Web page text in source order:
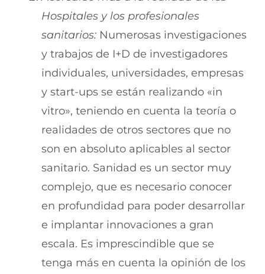
Hospitales y los profesionales
sanitarios: Numerosas investigaciones
y trabajos de I+D de investigadores
individuales, universidades, empresas
y start-ups se están realizando «in
vitro», teniendo en cuenta la teoría o
realidades de otros sectores que no
son en absoluto aplicables al sector
sanitario. Sanidad es un sector muy
complejo, que es necesario conocer
en profundidad para poder desarrollar
e implantar innovaciones a gran
escala. Es imprescindible que se
tenga más en cuenta la opinión de los